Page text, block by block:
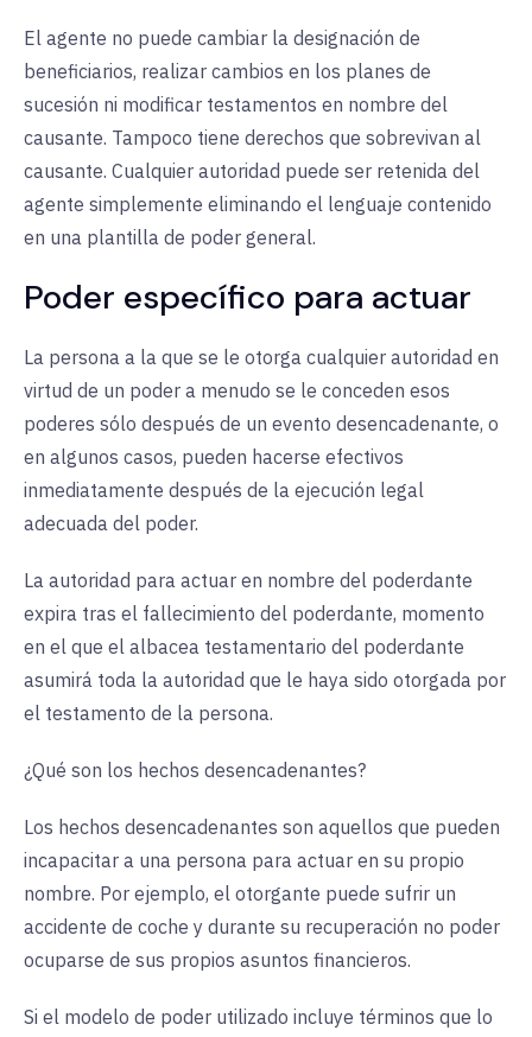
El agente no puede cambiar la designación de
beneficiarios, realizar cambios en los planes de
sucesión ni modificar testamentos en nombre del
causante. Tampoco tiene derechos que sobrevivan al
causante. Cualquier autoridad puede ser retenida del
agente simplemente eliminando el lenguaje contenido
en una plantilla de poder general.
Poder específico para actuar
La persona a la que se le otorga cualquier autoridad en
virtud de un poder a menudo se le conceden esos
poderes sólo después de un evento desencadenante, o
en algunos casos, pueden hacerse efectivos
inmediatamente después de la ejecución legal
adecuada del poder.
La autoridad para actuar en nombre del poderdante
expira tras el fallecimiento del poderdante, momento
en el que el albacea testamentario del poderdante
asumirá toda la autoridad que le haya sido otorgada por
el testamento de la persona.
¿Qué son los hechos desencadenantes?
Los hechos desencadenantes son aquellos que pueden
incapacitar a una persona para actuar en su propio
nombre. Por ejemplo, el otorgante puede sufrir un
accidente de coche y durante su recuperación no poder
ocuparse de sus propios asuntos financieros.
Si el modelo de poder utilizado incluye términos que lo